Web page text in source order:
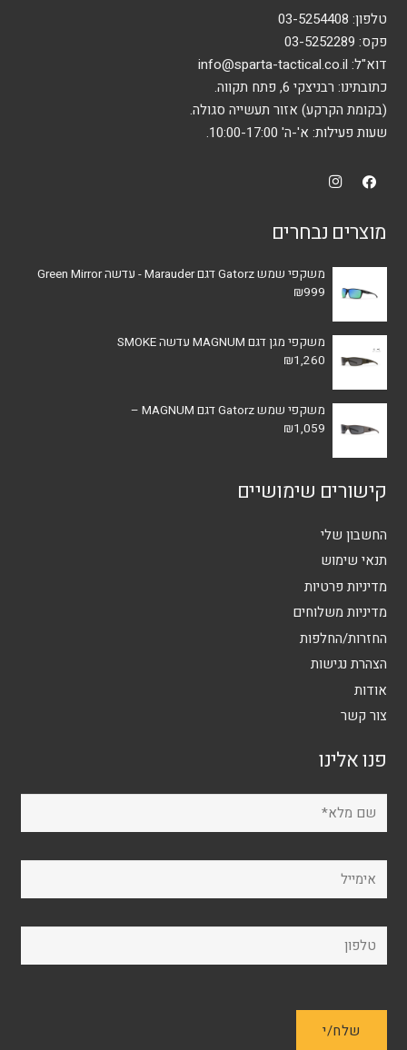
המוצר
טלפון: 03-5254408
פקס: 03-5252289
דוא"ל: info@sparta-tactical.co.il
כתובתינו: רבניצקי 6, פתח תקווה.
(בקומת הקרקע) אזור תעשייה סגולה.
שעות פעילות: א'-ה' 10:00-17:00.
מוצרים נבחרים
משקפי שמש Gatorz דגם Marauder - עדשה Green Mirror
₪999
משקפי מגן דגם MAGNUM עדשה SMOKE
₪1,260
משקפי שמש Gatorz דגם MAGNUM –
₪1,059
קישורים שימושיים
החשבון שלי
תנאי שימוש
מדיניות פרטיות
מדיניות משלוחים
החזרות/החלפות
הצהרת נגישות
אודות
צור קשר
פנו אלינו